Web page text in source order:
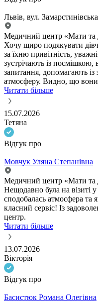
Львів, вул.
Медичний центр «Мати та
Хочу щиро подякувати
за їхню привітність,
зустрічають із посмішкою,
запитання, допомагають
атмосферу. Видно, що
Читати більше
15.07.2026
Тетяна
Відгук про
Мовчук Уляна Степанівна
Медичний центр «Мати та
Нещодавно була на
сподобалась атмосфера та
класний сервіс! Із
центр.
Читати більше
13.07.2026
Вікторія
Відгук про
Басистюк Романа Олегівна